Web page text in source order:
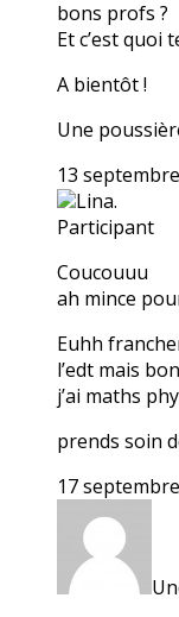
bons profs ?
Et c’est quoi
A bientôt !
Une
13
Lina.
Participant
Coucouuu
ah mince
Euhh
l’edt mais
j’ai maths
prends soin
17